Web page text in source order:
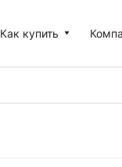
Как купить